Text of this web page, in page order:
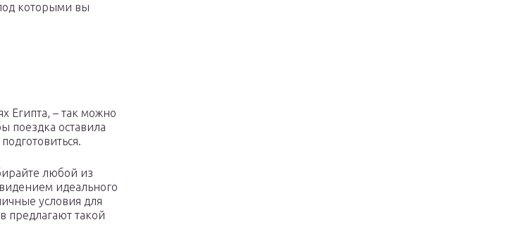
которыми вы
Египта, – так можно
поездка оставила
любой из
идеального
условия для
предлагают такой